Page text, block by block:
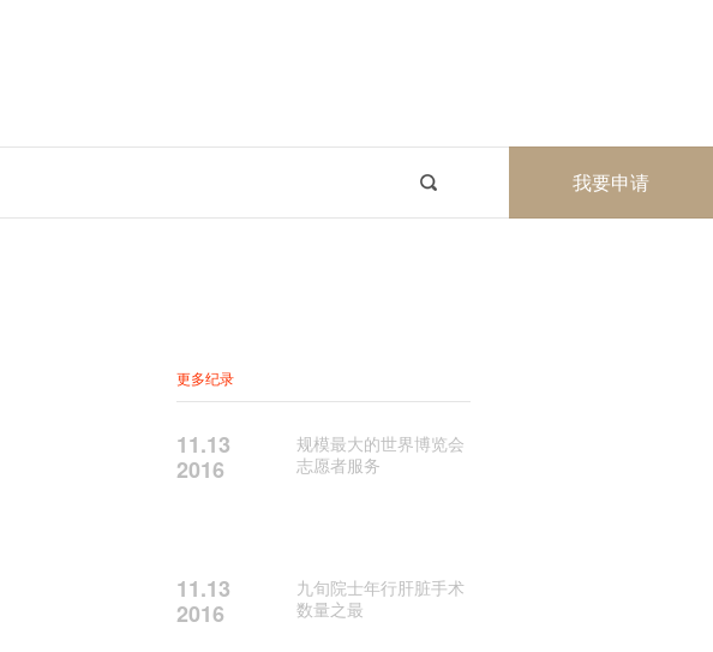
我要申请
更多纪录
11.13
2016
规模最大的世界博览会
志愿者服务
11.13
2016
九旬院士年行肝脏手术
数量之最